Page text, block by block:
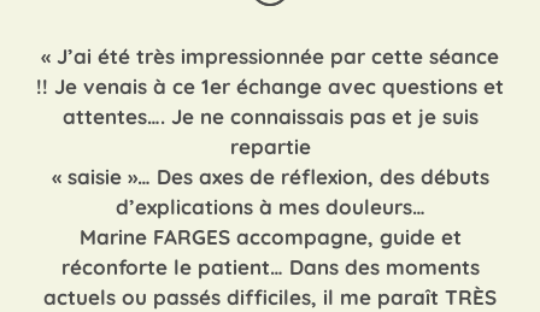
« J’ai été très impressionnée par cette séance
!! Je venais à ce 1er échange avec questions et
attentes…. Je ne connaissais pas et je suis
repartie
« saisie »… Des axes de réflexion, des débuts
d’explications à mes douleurs…
Marine FARGES accompagne, guide et
réconforte le patient… Dans des moments
actuels ou passés difficiles, il me paraît TRÈS